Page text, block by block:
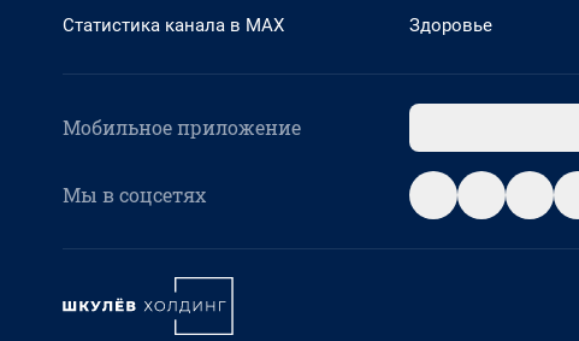
Статистика канала в MAX
Здоровье
Мобильное приложение
Мы в соцсетях